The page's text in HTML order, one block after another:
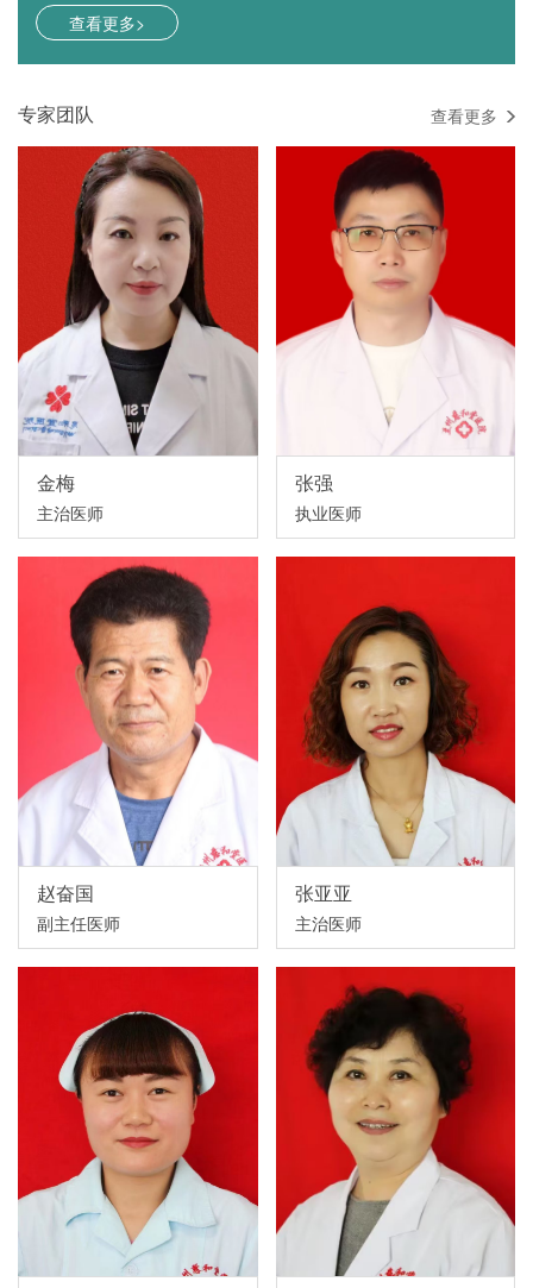
查看更多>
专家团队 查看更多
金梅
主治医师
张强
执业医师
赵奋国
副主任医师
张亚亚
主治医师